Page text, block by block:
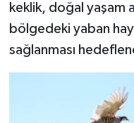
keklik, doğal yaşam
bölgedeki yaban
sağlanması